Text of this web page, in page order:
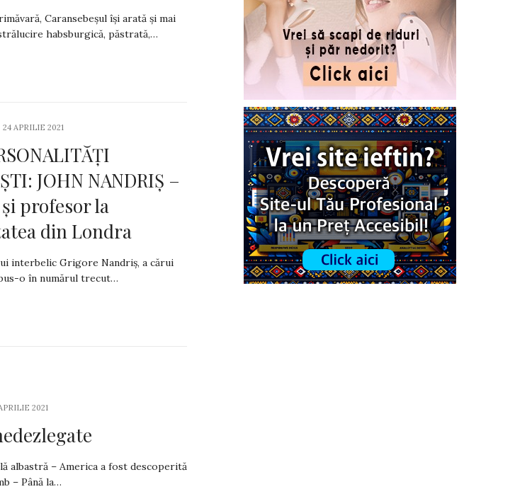
Caransebeșul își arată și mai
habs­burgică, păs­trată,…
24 APRILIE 2021
JOHN NANDRIȘ –
profesor la
din Londra
interbelic Grigore Nandriș, a cărui
o în numărul trecut…
2021
albastră – America a fost descoperită
– Până la…